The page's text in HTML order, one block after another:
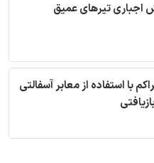
اجباری تیرهای عمیق
با استفاده از معابر آسفالتی